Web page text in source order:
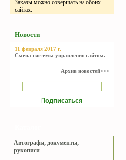
Заказы можно совершать на обоих
сайтах.
Новости
11 февраля 2017 г.
Смена системы управления сайтом.
Архив новостей>>>
Автографы, документы,
рукописи